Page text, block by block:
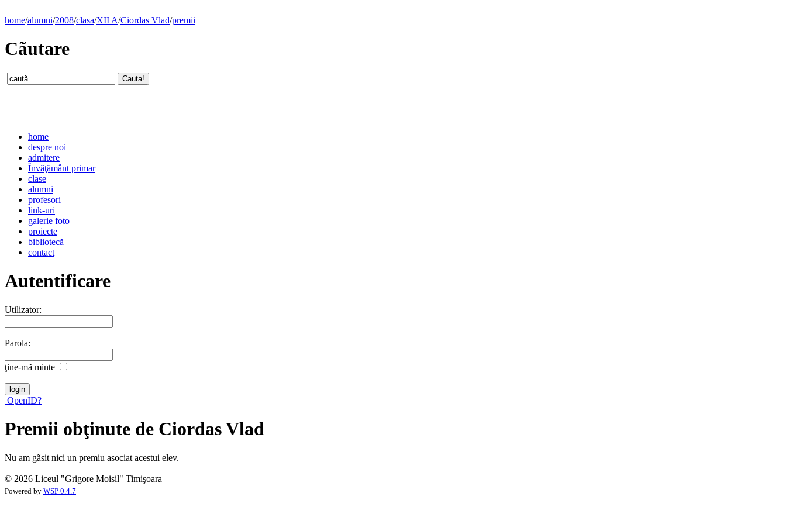
home/alumni/2008/clasa/XII A/Ciordas Vlad/premii
Cãutare
home
despre noi
admitere
Învăţământ primar
clase
alumni
profesori
link-uri
galerie foto
proiecte
bibliotecă
contact
Autentificare
Utilizator:
Parola:
ţine-mã minte
OpenID?
Premii obţinute de Ciordas Vlad
Nu am gãsit nici un premiu asociat acestui elev.
© 2026 Liceul "Grigore Moisil" Timişoara
Powered by WSP 0.4.7